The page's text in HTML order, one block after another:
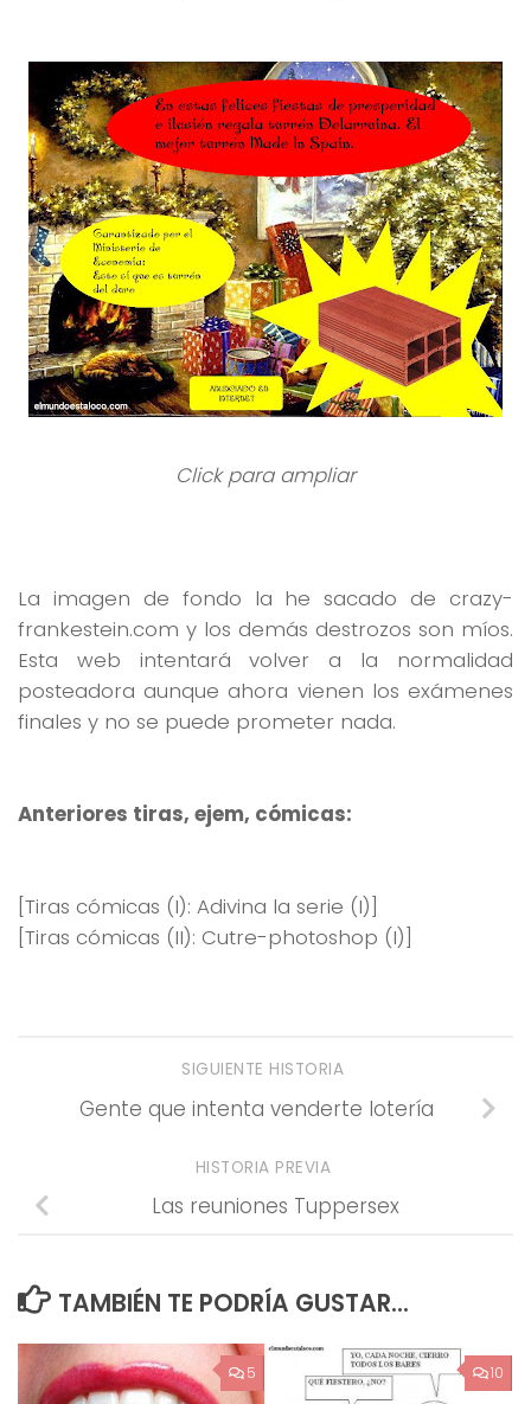
Click para ampliar
La imagen de fondo la he sacado de crazy-
frankestein.com y los demás destrozos son míos.
Esta web intentará volver a la normalidad
posteadora aunque ahora vienen los exámenes
finales y no se puede prometer nada.
Anteriores tiras, ejem, cómicas:
[Tiras cómicas (I): Adivina la serie (I)]
[Tiras cómicas (II): Cutre-photoshop (I)]
SIGUIENTE HISTORIA
Gente que intenta venderte lotería
HISTORIA PREVIA
Las reuniones Tuppersex
TAMBIÉN TE PODRÍA GUSTAR...
5 10